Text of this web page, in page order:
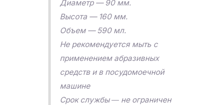
Диаметр — 90 мм.
Высота — 160 мм.
Объем — 590 мл.
Не рекомендуется мыть с
применением абразивных
средств и в посудомоечной
машине
Срок службы ― не ограничен